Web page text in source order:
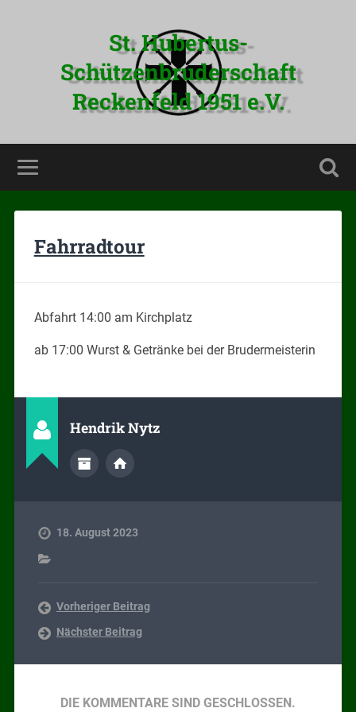
St. Hubertus-
Schützenbruderschaft
Reckenfeld 1951 e.V.
Fahrradtour
Abfahrt 14:00 am Kirchplatz
ab 17:00 Wurst & Getränke bei der Brudermeisterin
Hendrik Nytz
18. August 2023
Vorheriger Beitrag
Nächster Beitrag
DIE KOMMENTARE SIND GESCHLOSSEN.